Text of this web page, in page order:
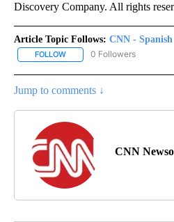
Discovery Company. All rights
Article Topic Follows: CNN - Spanish
FOLLOW FOLLOW "CNN - SPANISH"
0 Followers
Jump to comments ↓
CNN